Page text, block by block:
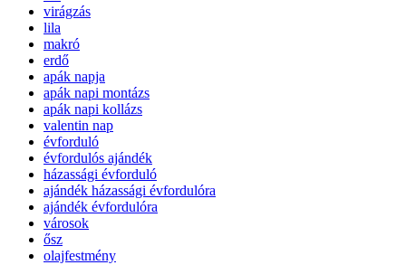
virágzás
lila
makró
erdő
apák napja
apák napi montázs
apák napi kollázs
valentin nap
évforduló
évfordulós ajándék
házassági évforduló
ajándék házassági évfordulóra
ajándék évfordulóra
városok
ősz
olajfestmény